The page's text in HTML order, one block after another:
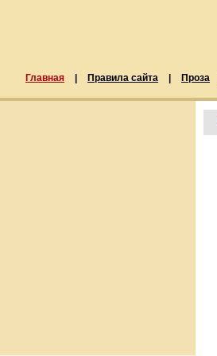
Главная Правила сайта Проза